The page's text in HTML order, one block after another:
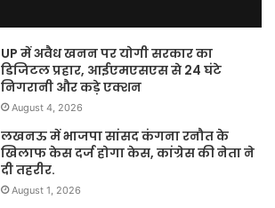
UP में अवैध खनन पर योगी सरकार का
डिजिटल प्रहार, आईएमएसएस से 24 घंटे
निगरानी और कड़े एक्शन
August 4, 2026
लखनऊ में भाजपा सांसद कंगना रनौत के
खिलाफ केस दर्ज होगा केस, कांग्रेस की नेता ने
दी तहरीर.
August 1, 2026